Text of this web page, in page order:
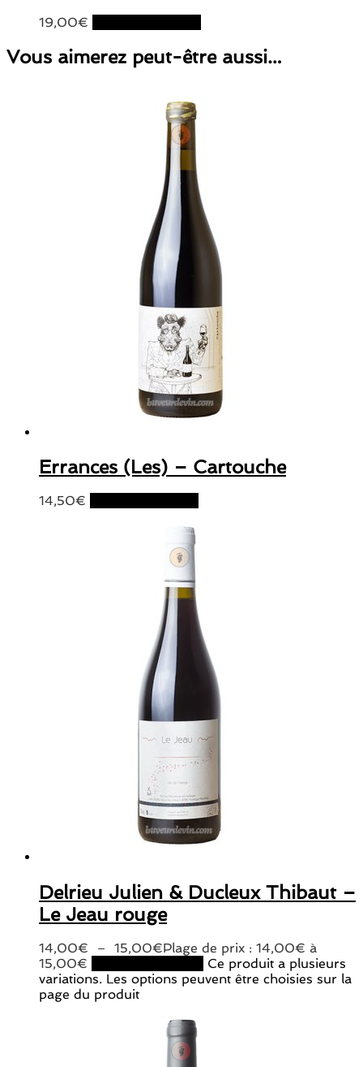
19,00€
Vous aimerez peut-être aussi…
Errances (Les) – Cartouche
14,50€
Delrieu Julien & Ducleux Thibaut –
Le Jeau rouge
14,00€ – 15,00€Plage de prix : 14,00€ à
15,00€
Ce produit a plusieurs
variations. Les options peuvent être choisies sur la
page du produit